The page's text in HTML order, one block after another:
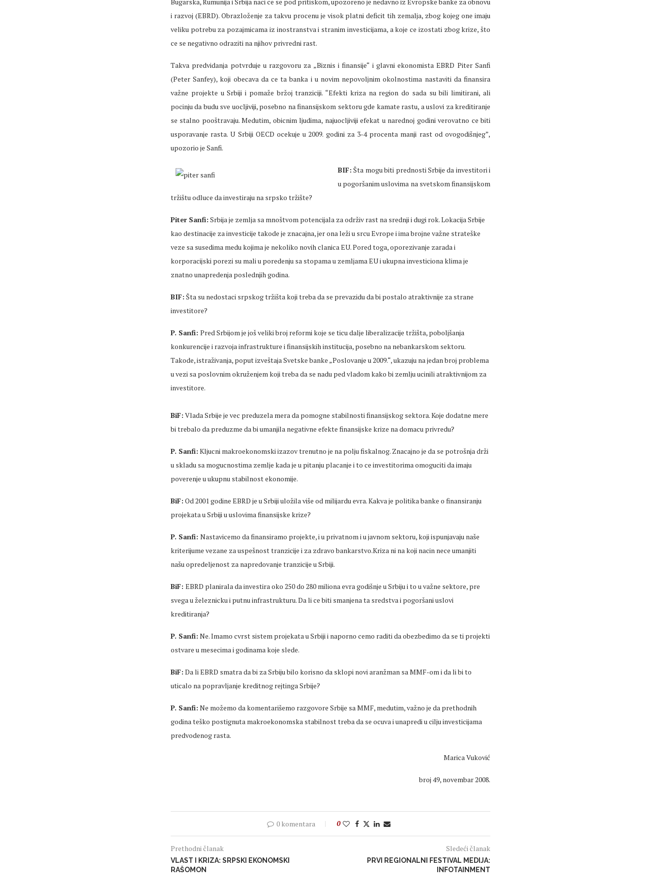
i razvoj (EBRD). Obrazloženje za takvu procenu je visok platni deficit tih zemalja, zbog kojeg one imaju
veliku potrebu za pozajmicama iz inostranstva i stranim investicijama, a koje ce izostati zbog krize, što
ce se negativno odraziti na njihov privredni rast.
Takva predvidanja potvrduje u razgovoru za „Biznis i finansije“ i glavni ekonomista EBRD Piter Sanfi
(Peter Sanfey), koji obecava da ce ta banka i u novim nepovoljnim okolnostima nastaviti da finansira
važne projekte u Srbiji i pomaže bržoj tranziciji. “Efekti kriza na region do sada su bili limitirani, ali
pocinju da budu sve uocljiviji, posebno na finansijskom sektoru gde kamate rastu, a uslovi za kreditiranje
se stalno pooštravaju. Medutim, obicnim ljudima, najuocljiviji efekat u narednoj godini verovatno ce biti
usporavanje rasta. U Srbiji OECD ocekuje u 2009. godini za 3-4 procenta manji rast od ovogodišnjeg”,
upozorio je Sanfi.
BIF: Šta mogu biti prednosti Srbije da investitori i
u pogoršanim uslovima na svetskom finansijskom
tržištu odluce da investiraju na srpsko tržište?
Piter Sanfi: Srbija je zemlja sa mnoštvom potencijala za održiv rast na srednji i dugi rok. Lokacija Srbije
kao destinacije za investicije takode je znacajna, jer ona leži u srcu Evrope i ima brojne važne strateške
veze sa susedima medu kojima je nekoliko novih clanica EU. Pored toga, oporezivanje zarada i
korporacijski porezi su mali u poredenju sa stopama u zemljama EU i ukupna investiciona klima je
znatno unapredenja poslednjih godina.
BIF: Šta su nedostaci srpskog tržišta koji treba da se prevazidu da bi postalo atraktivnije za strane
investitore?
P. Sanfi: Pred Srbijom je još veliki broj reformi koje se ticu dalje liberalizacije tržišta, poboljšanja
konkurencije i razvoja infrastrukture i finansijskih institucija, posebno na nebankarskom sektoru.
Takode, istraživanja, poput izveštaja Svetske banke „Poslovanje u 2009.“, ukazuju na jedan broj problema
u vezi sa poslovnim okruženjem koji treba da se nadu ped vladom kako bi zemlju ucinili atraktivnijom za
investitore.
BiF: Vlada Srbije je vec preduzela mera da pomogne stabilnosti finansijskog sektora. Koje dodatne mere
bi trebalo da preduzme da bi umanjila negativne efekte finansijske krize na domacu privredu?
P. Sanfi: Kljucni makroekonomski izazov trenutno je na polju fiskalnog. Znacajno je da se potrošnja drži
u skladu sa mogucnostima zemlje kada je u pitanju placanje i to ce investitorima omoguciti da imaju
poverenje u ukupnu stabilnost ekonomije.
BiF: Od 2001 godine EBRD je u Srbiji uložila više od milijardu evra. Kakva je politika banke o finansiranju
projekata u Srbiji u uslovima finansijske krize?
P. Sanfi: Nastavicemo da finansiramo projekte, i u privatnom i u javnom sektoru, koji ispunjavaju naše
kriterijume vezane za uspešnost tranzicije i za zdravo bankarstvo.Kriza ni na koji nacin nece umanjiti
našu opredeljenost za napredovanje tranzicije u Srbiji.
BiF: EBRD planirala da investira oko 250 do 280 miliona evra godišnje u Srbiju i to u važne sektore, pre
svega u železnicku i putnu infrastrukturu. Da li ce biti smanjena ta sredstva i pogoršani uslovi
kreditiranja?
P. Sanfi: Ne. Imamo cvrst sistem projekata u Srbiji i naporno cemo raditi da obezbedimo da se ti projekti
ostvare u mesecima i godinama koje slede.
BiF: Da li EBRD smatra da bi za Srbiju bilo korisno da sklopi novi aranžman sa MMF-om i da li bi to
uticalo na popravljanje kreditnog rejtinga Srbije?
P. Sanfi: Ne možemo da komentarišemo razgovore Srbije sa MMF, medutim, važno je da prethodnih
godina teško postignuta makroekonomska stabilnost treba da se ocuva i unapredi u cilju investicijama
predvodenog rasta.
Marica Vuković
broj 49, novembar 2008.
0 komentara 0
Prethodni članak
VLAST I KRIZA: SRPSKI EKONOMSKI
RAŠOMON
Sledeći članak
PRVI REGIONALNI FESTIVAL MEDIJA:
INFOTAINMENT